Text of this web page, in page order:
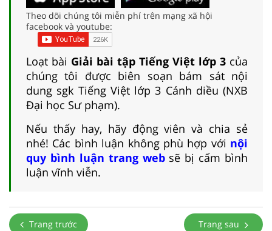
Theo dõi chúng tôi miễn phí trên mạng xã hội
facebook và youtube:
Loạt bài Giải bài tập Tiếng Việt lớp 3 của
chúng tôi được biên soạn bám sát nội
dung sgk Tiếng Việt lớp 3 Cánh diều (NXB
Đại học Sư phạm).
Nếu thấy hay, hãy động viên và chia sẻ
nhé! Các bình luận không phù hợp với nội
quy bình luận trang websẽ bị cấm bình
luận vĩnh viễn.
Trang trước Trang sau